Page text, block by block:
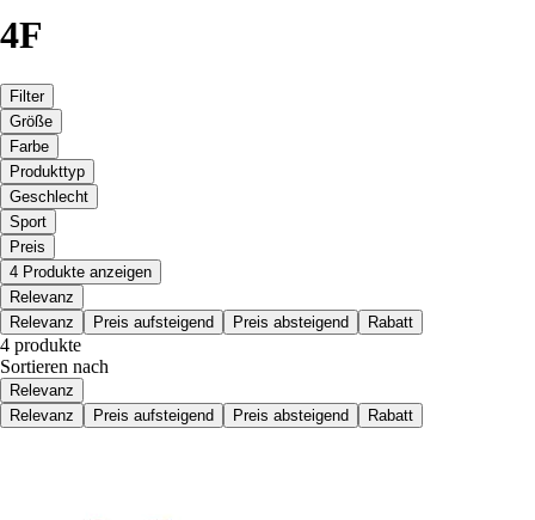
4F
Filter
Größe
Farbe
Produkttyp
Geschlecht
Sport
Preis
4 Produkte anzeigen
Relevanz
Relevanz
Preis aufsteigend Preis absteigend Rabatt
4 produkte
Sortieren nach
Relevanz
Relevanz
Preis aufsteigend Preis absteigend Rabatt